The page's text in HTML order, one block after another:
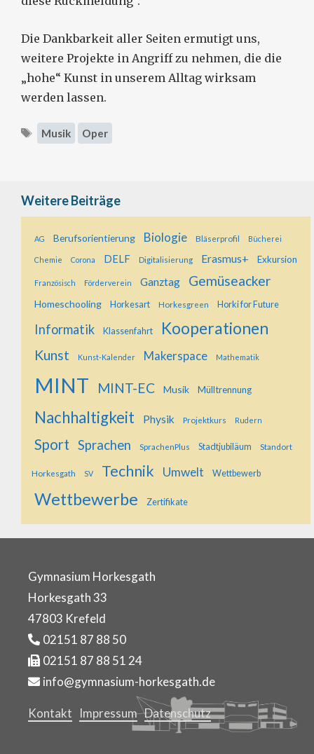
Die Dankbarkeit aller Seiten ermutigt uns,
weitere Projekte in Angriff zu nehmen, die die
„hohe“ Kunst in unserem Alltag wirksam
werden lassen.
Schlagwörter
Musik Oper
Weitere Beiträge
AG Berufsorientierung Biologie Bläserprofil Bücherei
Chemie Corona DELF Digitalisierung Erasmus+ Exkursion
Französisch Förderverein Ganztag Gemüseacker
Homeschooling Horkesart Horkesgreen Horki for Future
Informatik Klassenfahrt Kooperationen
Kunst Kunst-Kalender Makerspace Mathematik
MINT MINT-EC Musik Mülltrennung
Nachhaltigkeit Physik Projektkurs Rudern
Sport Sprachen SprachenPlus Stadtjubiläum Standort
Horkesgath SV Technik Umwelt Wettbewerb
Wettbewerbe Zertifikate
Gymnasium Horkesgath
Horkesgath 33
47803 Krefeld
02151 87 88 50
02151 87 88 51 24
info@gymnasium-horkesgath.de
Kontakt Impressum Datenschutz